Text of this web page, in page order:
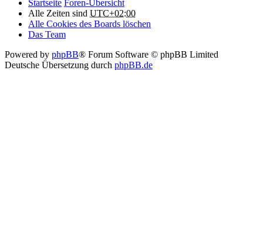
Startseite Foren-Übersicht
Alle Zeiten sind UTC+02:00
Alle Cookies des Boards löschen
Das Team
Powered by phpBB® Forum Software © phpBB Limited
Deutsche Übersetzung durch phpBB.de